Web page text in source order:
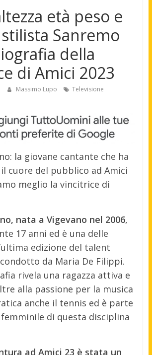
età peso e
Sanremo
della
di Amici 2023
Massimo Lupo Televisione
la giovane cantante che ha
cuore del pubblico ad Amici
meglio la vincitrice di
nata a Vigevano nel 2006,
17 anni ed è una delle
edizione del talent
da Maria De Filippi.
rivela una ragazza attiva e
alla passione per la musica
anche il tennis ed è parte
femminile di questa disciplina
ad Amici 23 è stata un